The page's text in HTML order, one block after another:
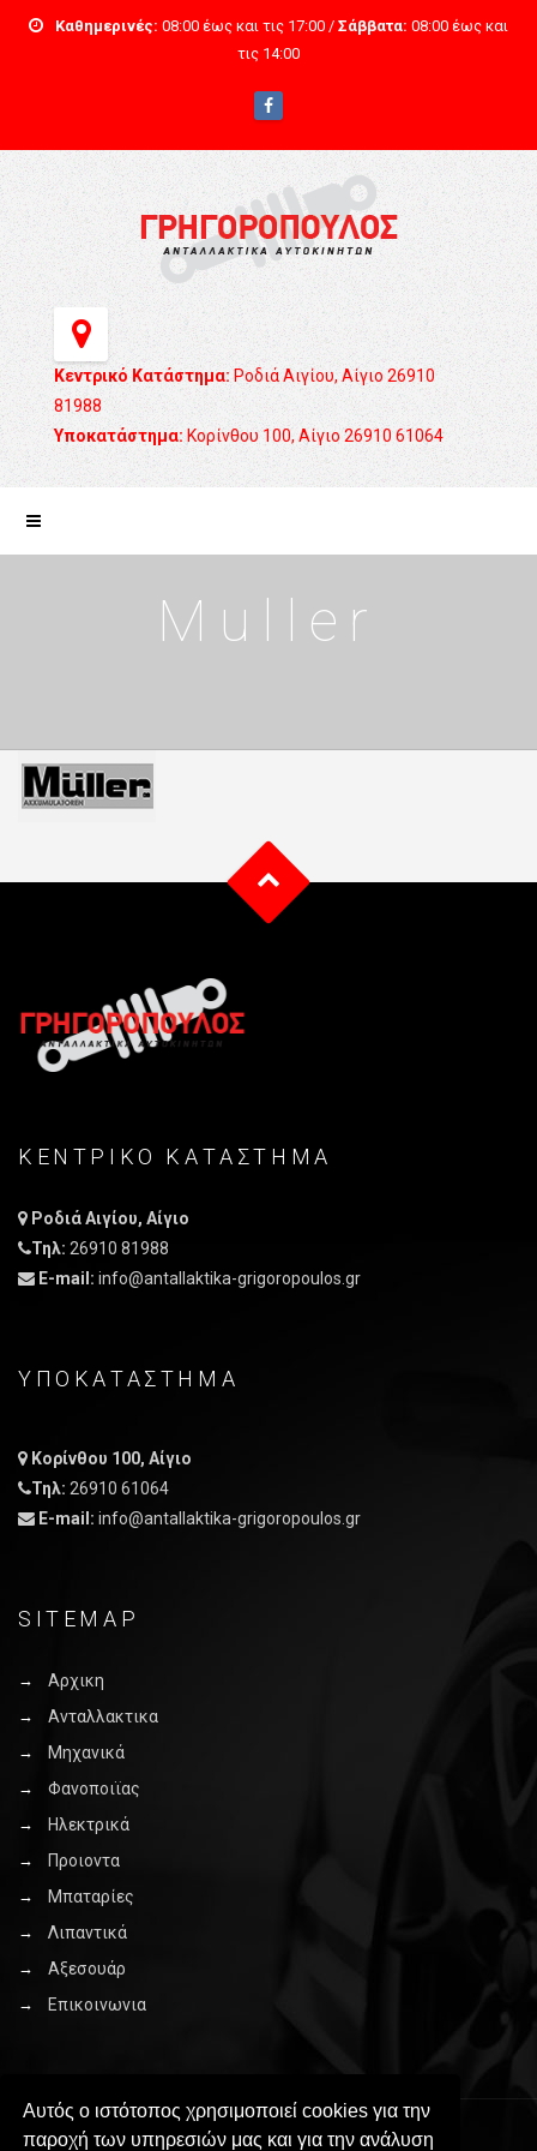
Αυτός ο ιστότοπος χρησιμοποιεί cookies για την
παροχή των υπηρεσιών μας και για την ανάλυση
Καθημερινές: 08:00 έως και τις 17:00 / Σάββατα: 08:00 έως και
τις 14:00
Κεντρικό Κατάστημα: Ροδιά Αιγίου, Αίγιο 26910
81988
Υποκατάστημα: Κορίνθου 100, Αίγιο 26910 61064
Muller
ΚΕΝΤΡΙΚO ΚΑΤAΣΤΗΜΑ
Ροδιά Αιγίου, Αίγιο
Τηλ: 26910 81988
E-mail: info@antallaktika-grigoropoulos.gr
ΥΠΟΚΑΤΑΣΤΗΜΑ
Κορίνθου 100, Αίγιο
Τηλ: 26910 61064
E-mail: info@antallaktika-grigoropoulos.gr
SITEMAP
Αρχικη
Ανταλλακτικα
Μηχανικά
Φανοποιϊας
Ηλεκτρικά
Προιοντα
Μπαταρίες
Λιπαντικά
Αξεσουάρ
Επικοινωνια